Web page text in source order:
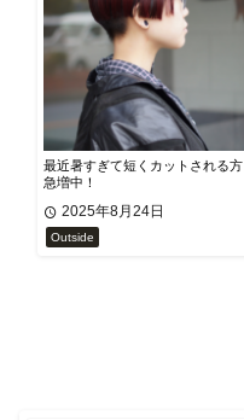
最近暑すぎて短くカットされる方
急増中！
2025年8月24日
Outside